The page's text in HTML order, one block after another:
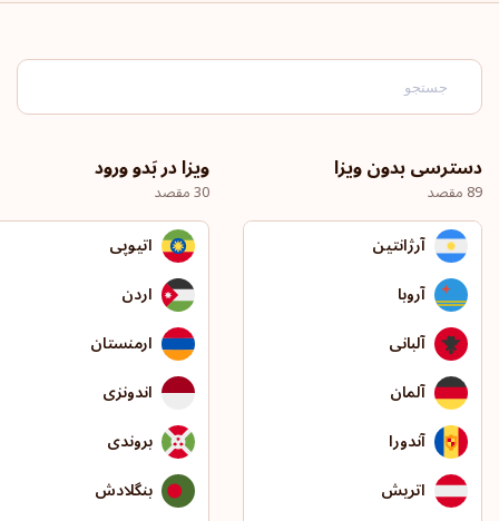
دسترسی بدون ویزا
89 مقصد
آرژانتین
آروبا
آلبانی
آلمان
آندورا
اتریش
ویزا در بَدو ورود
30 مقصد
اتیوپی
اردن
ارمنستان
اندونزی
بروندی
بنگلادش